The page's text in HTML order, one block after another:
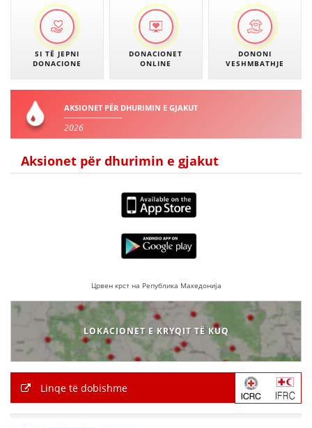
SI TË JEPNI
DONACIONE
DONACIONET
ONLINE
DONONI
VESHMBATHJE
AKSIONET PËR DHURIMIN E GJAKUT
2026
Aksionet për dhurimin e gjakut
Црвен крст на Република Македонија
LOKACIONET E KRYQIT TË KUQ
Linqe të dobishme